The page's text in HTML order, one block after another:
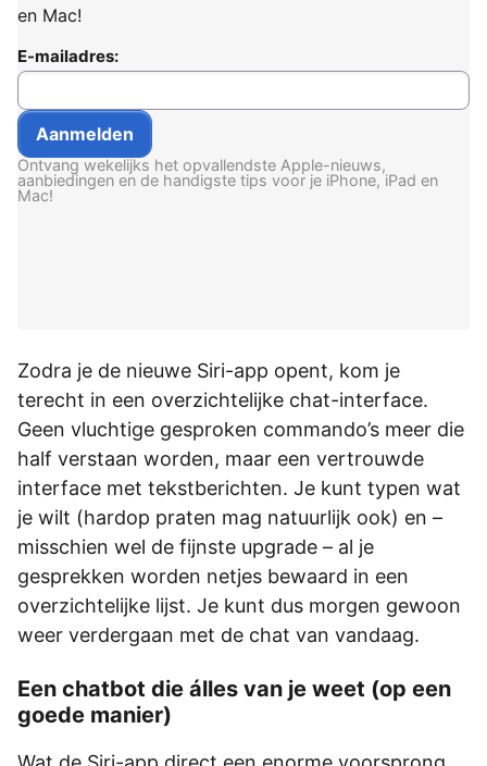
en Mac!
E-mailadres:
Ontvang wekelijks het opvallendste Apple-nieuws,
aanbiedingen en de handigste tips voor je iPhone, iPad en
Mac!
Zodra je de nieuwe Siri-app opent, kom je
terecht in een overzichtelijke chat-interface.
Geen vluchtige gesproken commando’s meer die
half verstaan worden, maar een vertrouwde
interface met tekstberichten. Je kunt typen wat
je wilt (hardop praten mag natuurlijk ook) en –
misschien wel de fijnste upgrade – al je
gesprekken worden netjes bewaard in een
overzichtelijke lijst. Je kunt dus morgen gewoon
weer verdergaan met de chat van vandaag.
Een chatbot die álles van je weet (op een
goede manier)